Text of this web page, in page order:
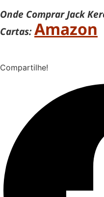
Onde Comprar Jack
Cartas:Amazon
Compartilhe!